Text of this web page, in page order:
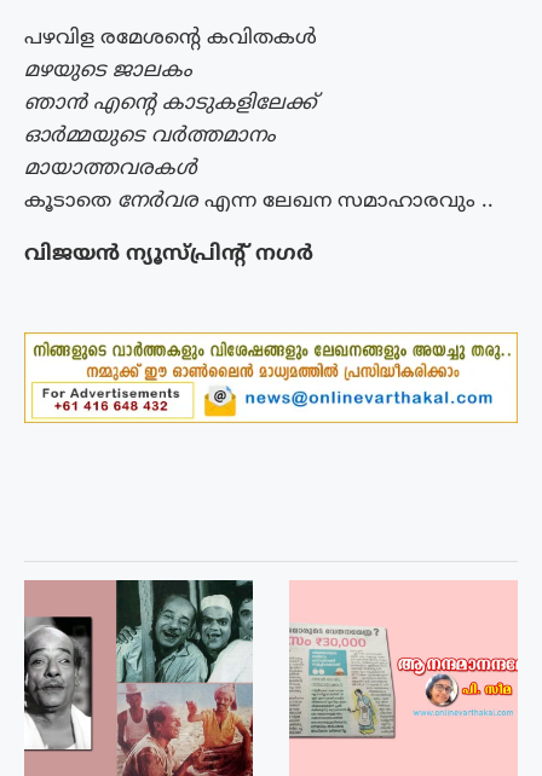
പഴവിള രമേശൻ്റെ കവിതകൾ
മഴയുടെ ജാലകം
ഞാൻ എൻ്റെ കാടുകളിലേക്ക്
ഓർമ്മയുടെ വർത്തമാനം
മായാത്തവരകൾ
കൂടാതെ നേർവര എന്ന ലേഖന സമാഹാരവും ..
വിജയൻ ന്യൂസ്പ്രിൻ്റ് നഗർ